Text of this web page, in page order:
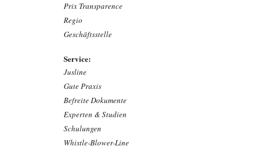
Prix Transparence
Regio
Geschäftsstelle
Service:
Jusline
Gute Praxis
Befreite Dokumente
Experten & Studien
Schulungen
Whistle-Blower-Line